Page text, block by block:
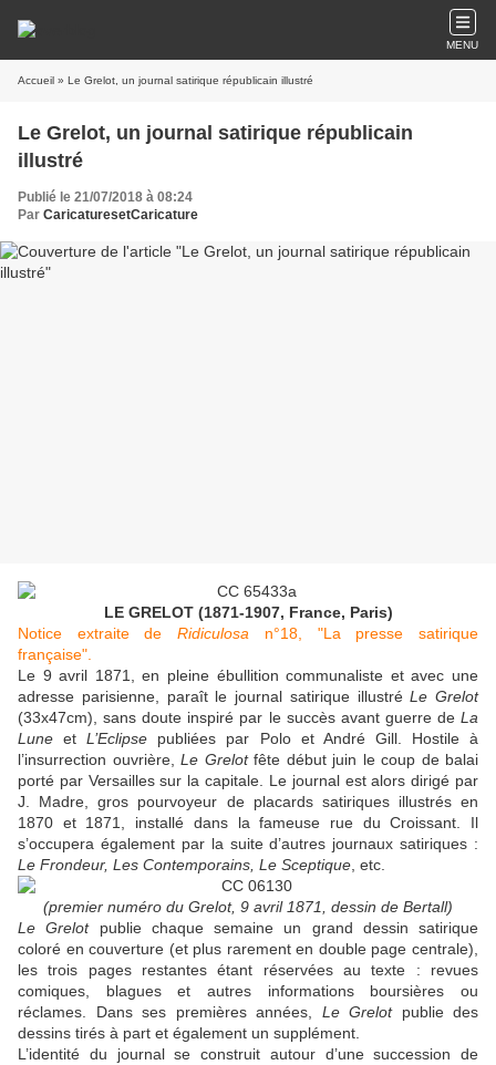
MENU
Accueil » Le Grelot, un journal satirique républicain illustré
Le Grelot, un journal satirique républicain
illustré
Publié le 21/07/2018 à 08:24
Par CaricaturesetCaricature
LE GRELOT (1871-1907, France, Paris)
Notice extraite deRidiculosa n°18, "La presse satirique
française".
Le 9 avril 1871, en pleine ébullition communaliste et avec une
adresse parisienne, paraît le journal satirique illustréLe Grelot
(33x47cm), sans doute inspiré par le succès avant guerre de La
Lune etL’Eclipse publiées par Polo et André Gill. Hostile à
l’insurrection ouvrière, Le Grelotfête début juin le coup de balai
porté par Versailles sur la capitale. Le journal est alors dirigé par
J. Madre, gros pourvoyeur de placards satiriques illustrés en
1870 et 1871, installé dans la fameuse rue du Croissant. Il
s’occupera également par la suite d’autres journaux satiriques :
Le Frondeur, Les Contemporains, Le Sceptique , etc.
(premier numéro du Grelot, 9 avril 1871, dessin de Bertall)
Le Grelotpublie chaque semaine un grand dessin satirique
coloré en couverture (et plus rarement en double page centrale),
les trois pages restantes étant réservées au texte : revues
comiques, blagues et autres informations boursières ou
réclames. Dans ses premières années, Le Grelotpublie des
dessins tirés à part et également un supplément.
L’identité du journal se construit autour d’une succession de